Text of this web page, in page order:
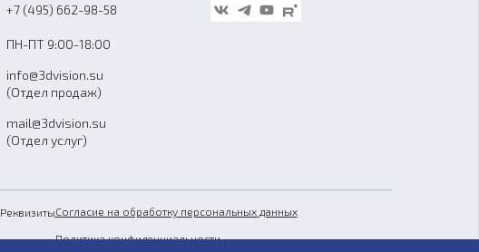
+7 (495) 662-98-58
ПН-ПТ 9:00-18:00
info@3dvision.su
(Отдел продаж)
mail@3dvision.su
(Отдел услуг)
РеквизитыСогласие на обработку персональных данных
Политика конфиденциальности